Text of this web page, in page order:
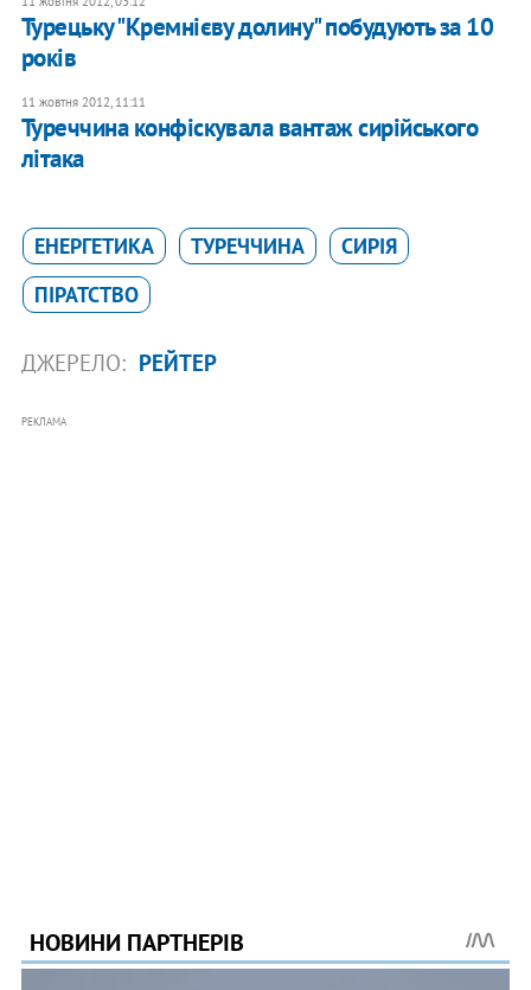
Турецьку "Кремнієву долину" побудують за 10
років
11 жовтня 2012, 11:11
Туреччина конфіскувала вантаж сирійського
літака
ЕНЕРГЕТИКА ТУРЕЧЧИНА
СИРІЯ
ПІРАТСТВО
ДЖЕРЕЛО: РЕЙТЕР
РЕКЛАМА